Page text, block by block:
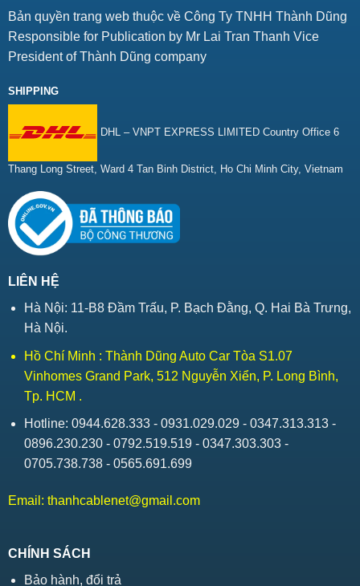
Bản quyền trang web thuộc về Công Ty TNHH Thành Dũng
Responsible for Publication by Mr Lai Tran Thanh Vice
President of Thành Dũng company
SHIPPING
DHL – VNPT EXPRESS LIMITED Country Office 6
Thang Long Street, Ward 4 Tan Binh District, Ho Chi Minh City, Vietnam
LIÊN HỆ
Hà Nội: 11-B8 Đầm Trấu, P. Bạch Đằng, Q. Hai Bà Trưng,
Hà Nội.
Hồ Chí Minh : Thành Dũng Auto Car Tòa S1.07
Vinhomes Grand Park, 512 Nguyễn Xiển, P. Long Bình,
Tp. HCM .
Hotline: 0944.628.333 - 0931.029.029 - 0347.313.313 -
0896.230.230 - 0792.519.519 - 0347.303.303 -
0705.738.738 - 0565.691.699
Email: thanhcablenet@gmail.com
CHÍNH SÁCH
Bảo hành, đổi trả